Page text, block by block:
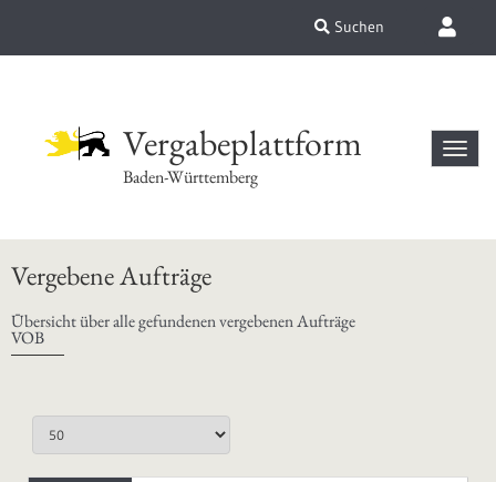
Suchen
Vergabeplattform
Baden-Württemberg
Vergebene Aufträge
Übersicht über alle gefundenen vergebenen Aufträge
VOB